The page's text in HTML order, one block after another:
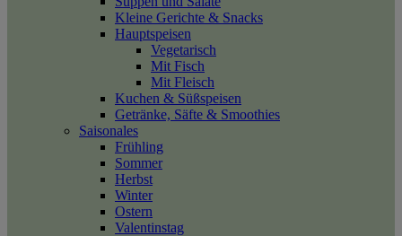
Kleine Gerichte & Snacks
Hauptspeisen
Vegetarisch
Mit Fisch
Mit Fleisch
Kuchen & Süßspeisen
Getränke, Säfte & Smoothies
Saisonales
Frühling
Sommer
Herbst
Winter
Ostern
Valentinstag